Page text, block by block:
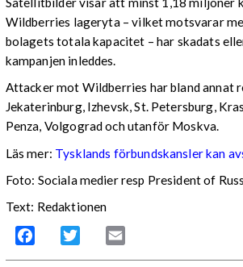
Wildberries lageryta – vilket motsvarar
bolagets totala kapacitet – har skadats
kampanjen inleddes.
Attacker mot Wildberries har bland annat
Jekaterinburg, Izhevsk, St. Petersburg,
Penza, Volgograd och utanför Moskva.
Läs mer: Tysklands förbundskansler kan
Foto: Sociala medier resp President of
Text: Redaktionen
Facebook Twitter